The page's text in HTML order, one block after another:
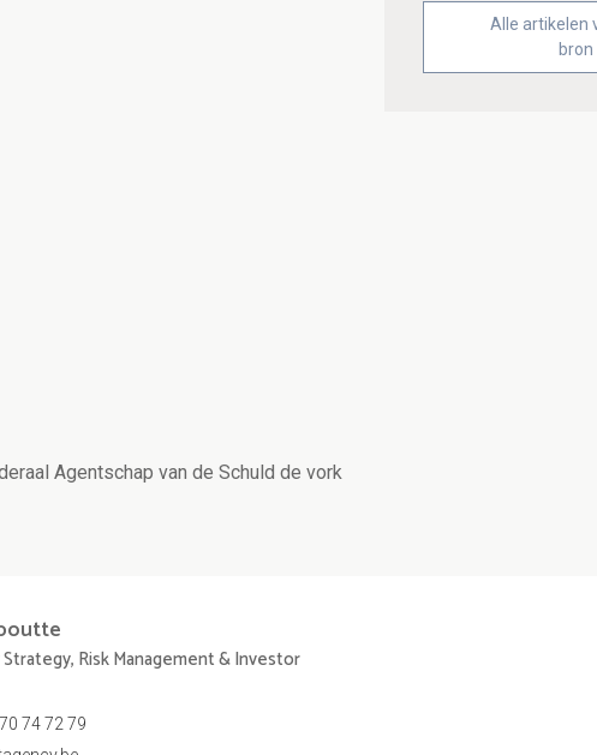
Agentschap van de Schuld de vork
Alle artikelen
bron
Risk Management & Investor
74 72 79